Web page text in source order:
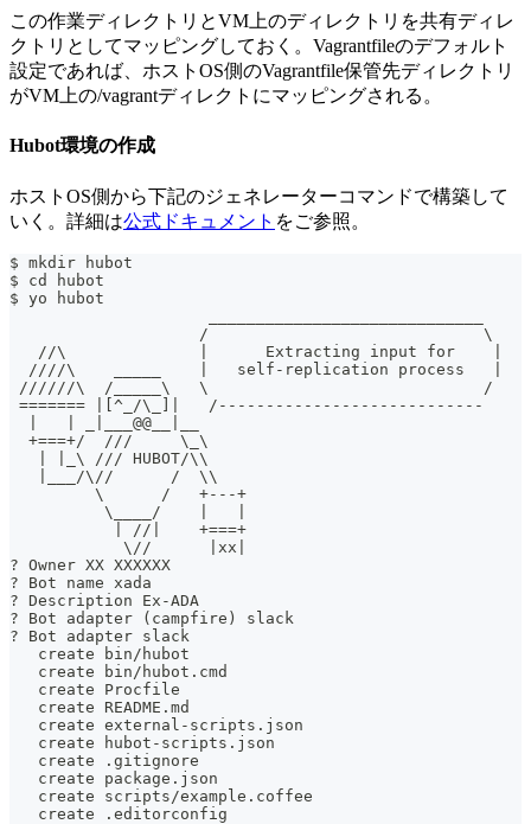
この作業ディレクトリとVM上のディレクトリを共有ディレ
クトリとしてマッピングしておく。Vagrantfileのデフォルト
設定であれば、ホストOS側のVagrantfile保管先ディレクトリ
がVM上の/vagrantディレクトにマッピングされる。
Hubot環境の作成
ホストOS側から下記のジェネレーターコマンドで構築して
いく。詳細は公式ドキュメント をご参照。
$ mkdir hubot
$ cd hubot
$ yo hubot
                    /                             \
   //\              |      Extracting input for    |
  ////\    _____    |   self-replication process   |
//////\  /_____\   \                             /
======= |[^_/\_]|   /----------------------------
  |   | _|___@@__|__
  +===+/  ///     \_\
   | |_\ /// HUBOT/\\
   |___/\//      /  \\
         \      /   +---+
          \____/    |   |
           | //|    +===+
            \//      |xx|
? Owner XX XXXXXX
? Bot name xada
? Description Ex-ADA
? Bot adapter (campfire) slack
? Bot adapter slack
   create bin/hubot
   create bin/hubot.cmd
   create Procfile
   create README.md
   create external-scripts.json
   create hubot-scripts.json
   create .gitignore
   create package.json
   create scripts/example.coffee
   create .editorconfig